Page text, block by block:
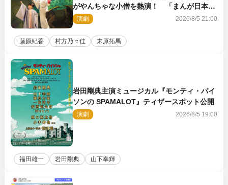
がやんちゃな小僧を熱演！ 「まんが日本昔
ばなし」劇場開幕
演劇 2026/8/5 21:00
藤原紀香 村方乃々佳 末原拓馬
岩田剛典主演ミュージカル『モンティ・パイ
ソンの SPAMALOT』ティザースポット公開
演劇 2026/8/5 19:00
福田雄一 岩田剛典 山下幸輝